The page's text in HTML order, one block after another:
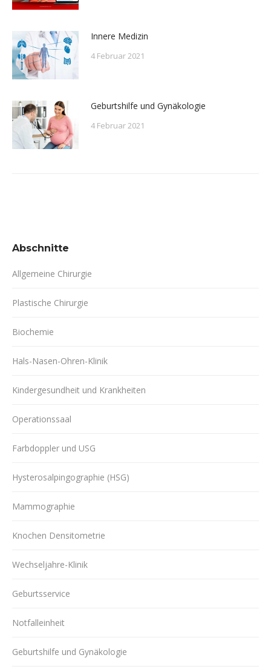
Innere Medizin
4 Februar 2021
Geburtshilfe und Gynäkologie
4 Februar 2021
Abschnitte
Allgemeine Chirurgie
Plastische Chirurgie
Biochemie
Hals-Nasen-Ohren-Klinik
Kindergesundheit und Krankheiten
Operationssaal
Farbdoppler und USG
Hysterosalpingographie (HSG)
Mammographie
Knochen Densitometrie
Wechseljahre-Klinik
Geburtsservice
Notfalleinheit
Geburtshilfe und Gynäkologie